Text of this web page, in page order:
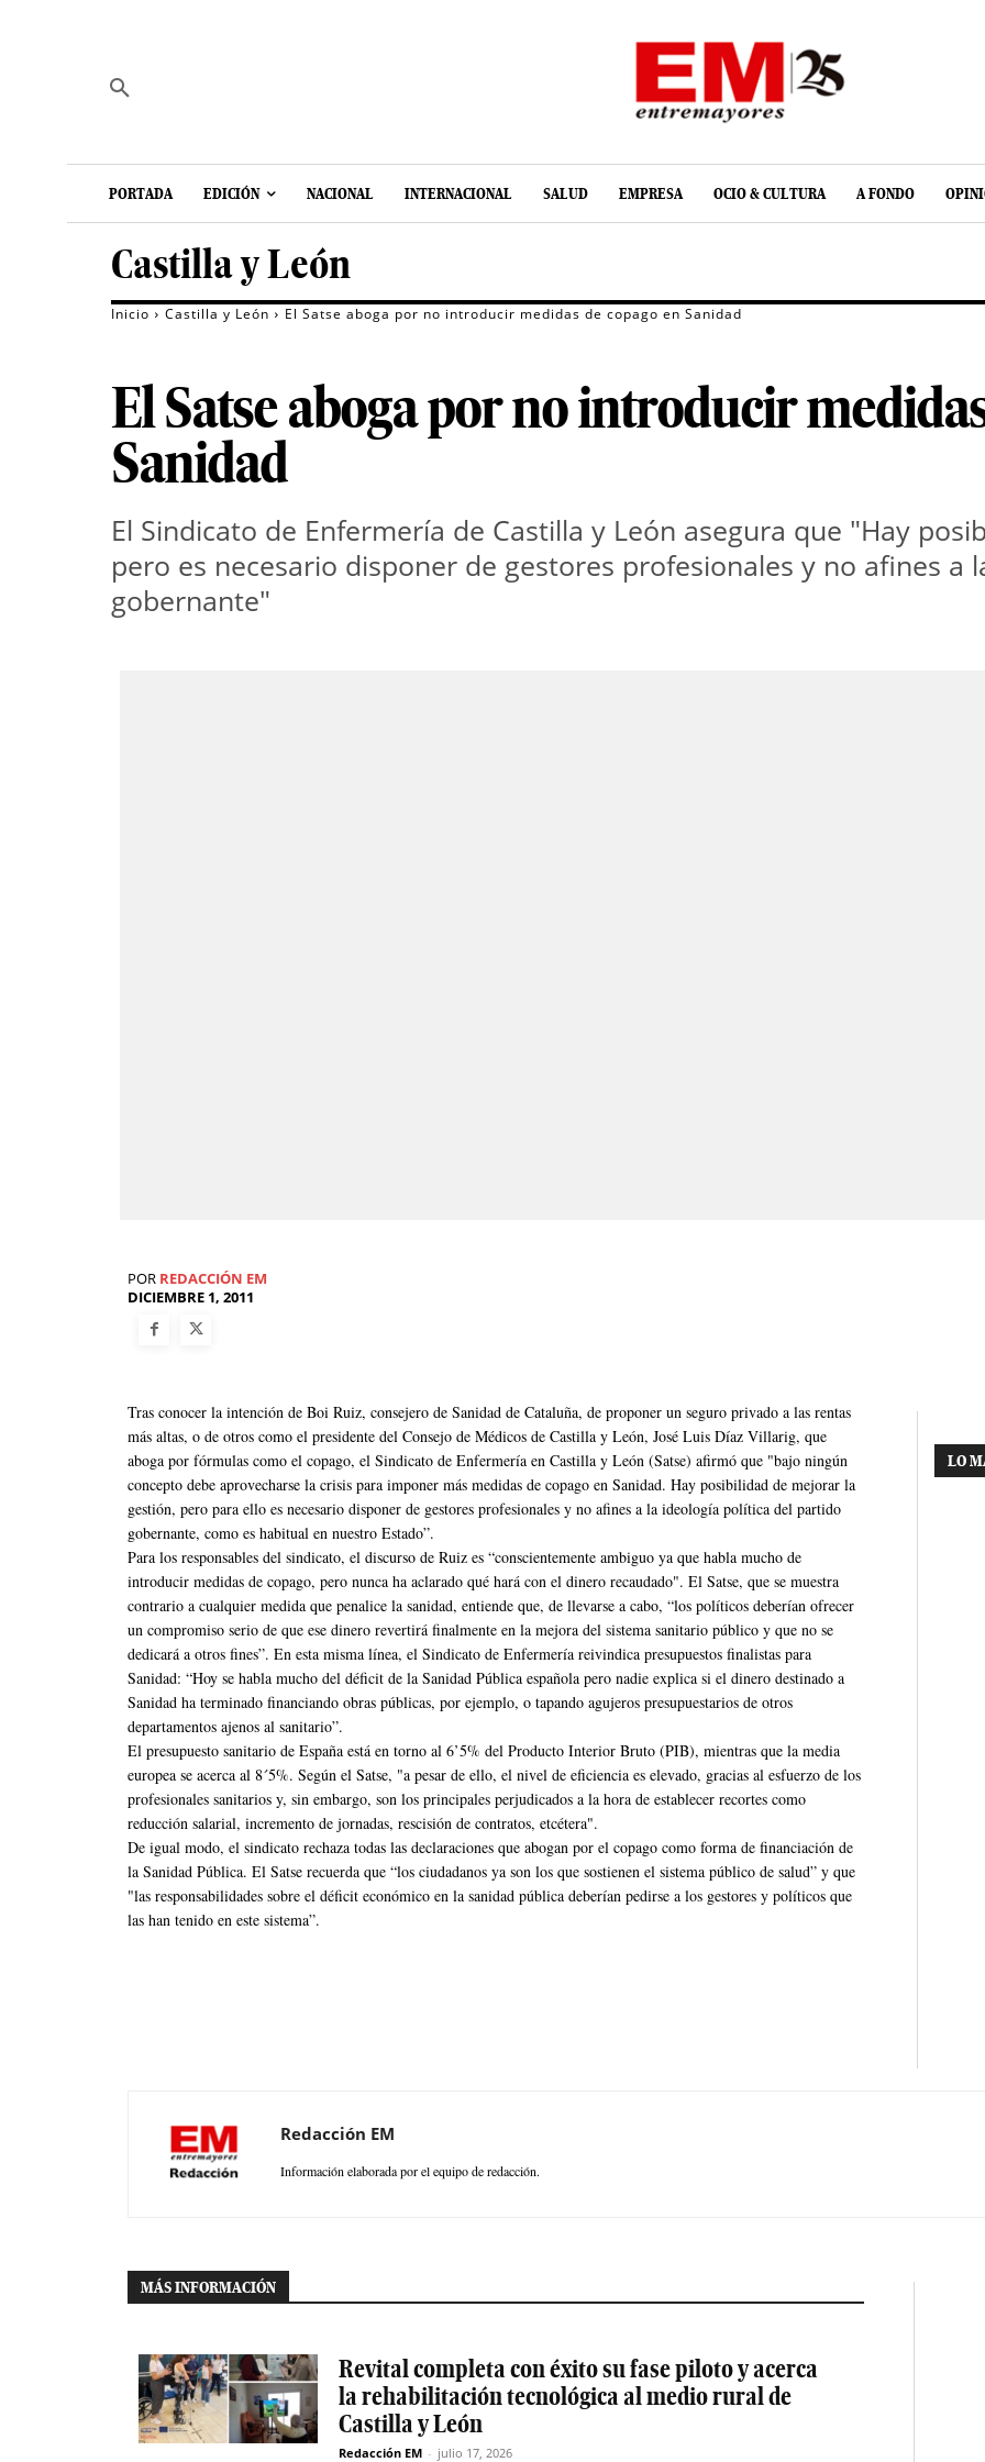
PORTADA EDICIÓN NACIONAL INTERNACIONAL SALUD EMPRESA OCIO & CULTURA A FONDO
Castilla y León
Inicio Castilla y León El Satse aboga por no introducir medidas de copago en Sanidad
El Satse aboga por no introducir
Sanidad
El Sindicato de Enfermería de Castilla y León asegura que "Hay
pero es necesario disponer de gestores profesionales y no afines a
gobernante"
POR REDACCIÓN EM
DICIEMBRE 1, 2011
Tras conocer la intención de Boi Ruiz, consejero de Sanidad de Cataluña, de proponer un seguro privado a las rentas
más altas, o de otros como el presidente del Consejo de Médicos de Castilla y León, José Luis Díaz Villarig, que
aboga por fórmulas como el copago, el Sindicato de Enfermería en Castilla y León (Satse) afirmó que "bajo ningún
concepto debe aprovecharse la crisis para imponer más medidas de copago en Sanidad. Hay posibilidad de mejorar la
gestión, pero para ello es necesario disponer de gestores profesionales y no afines a la ideología política del partido
gobernante, como es habitual en nuestro Estado”.
Para los responsables del sindicato, el discurso de Ruiz es “conscientemente ambiguo ya que habla mucho de
introducir medidas de copago, pero nunca ha aclarado qué hará con el dinero recaudado". El Satse, que se muestra
contrario a cualquier medida que penalice la sanidad, entiende que, de llevarse a cabo, “los políticos deberían ofrecer
un compromiso serio de que ese dinero revertirá finalmente en la mejora del sistema sanitario público y que no se
dedicará a otros fines”. En esta misma línea, el Sindicato de Enfermería reivindica presupuestos finalistas para
Sanidad: “Hoy se habla mucho del déficit de la Sanidad Pública española pero nadie explica si el dinero destinado a
Sanidad ha terminado financiando obras públicas, por ejemplo, o tapando agujeros presupuestarios de otros
departamentos ajenos al sanitario”.
El presupuesto sanitario de España está en torno al 6’5% del Producto Interior Bruto (PIB), mientras que la media
europea se acerca al 8´5%. Según el Satse, "a pesar de ello, el nivel de eficiencia es elevado, gracias al esfuerzo de los
profesionales sanitarios y, sin embargo, son los principales perjudicados a la hora de establecer recortes como
reducción salarial, incremento de jornadas, rescisión de contratos, etcétera".
De igual modo, el sindicato rechaza todas las declaraciones que abogan por el copago como forma de financiación de
la Sanidad Pública. El Satse recuerda que “los ciudadanos ya son los que sostienen el sistema público de salud” y que
"las responsabilidades sobre el déficit económico en la sanidad pública deberían pedirse a los gestores y políticos que
las han tenido en este sistema”.
LO
Redacción EM
Información elaborada por el equipo de redacción.
MÁS INFORMACIÓN
Revital completa con éxito su fase piloto y acerca
la rehabilitación tecnológica al medio rural de
Castilla y León
Redacción EM - julio 17, 2026